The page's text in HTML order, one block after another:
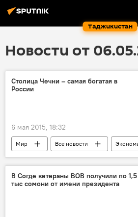
Таджикистан
Новости от
Столица Чечни – самая богатая в
России
6 мая 2015, 18:32
Мир Все новости
Чеченская Республика
Грозный
бедность
Россия
В Согде ветераны ВОВ получили по 1,5
тыс сомони от имени президента